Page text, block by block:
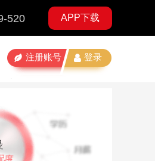
520 APP下载
登录
注册账号